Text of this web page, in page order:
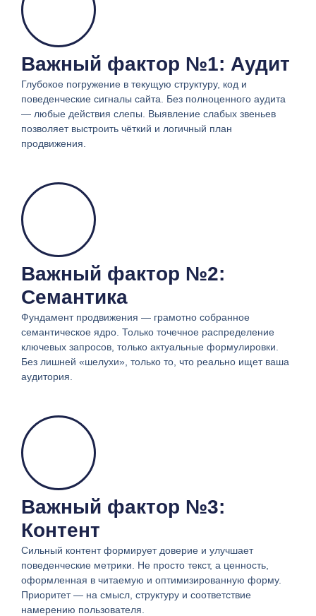
Важный фактор №1: Аудит
Глубокое погружение в текущую структуру, код и
поведенческие сигналы сайта. Без полноценного аудита
— любые действия слепы. Выявление слабых звеньев
позволяет выстроить чёткий и логичный план
продвижения.
Важный фактор №2:
Семантика
Фундамент продвижения — грамотно собранное
семантическое ядро. Только точечное распределение
ключевых запросов, только актуальные формулировки.
Без лишней «шелухи», только то, что реально ищет ваша
аудитория.
Важный фактор №3:
Контент
Сильный контент формирует доверие и улучшает
поведенческие метрики. Не просто текст, а ценность,
оформленная в читаемую и оптимизированную форму.
Приоритет — на смысл, структуру и соответствие
намерению пользователя.